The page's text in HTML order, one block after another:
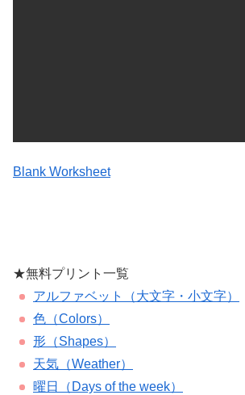
Blank Worksheet
★無料プリント一覧
アルファベット（大文字・小文字）
色（Colors）
形（Shapes）
天気（Weather）
曜日（Days of the week）